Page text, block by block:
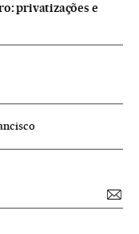
privatizações e